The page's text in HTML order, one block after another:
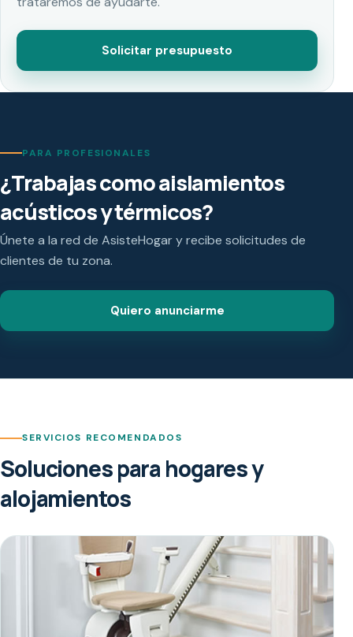
Solicitar presupuesto
PARA PROFESIONALES
¿Trabajas como aislamientos
acústicos y térmicos?
Únete a la red de AsisteHogar y recibe solicitudes de
clientes de tu zona.
Quiero anunciarme
SERVICIOS RECOMENDADOS
Soluciones para hogares y
alojamientos